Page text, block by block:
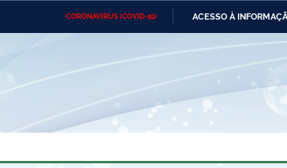
CORONAVÍRUS (COVID-19) ACESSO À
Ministério das Relações
Ministério do Desenvolvimento
Regional
Advocacia-Geral da União Banco Central do Brasil